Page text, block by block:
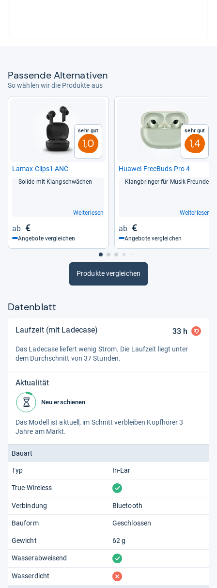
Pas­sende Alter­na­ti­ven
So wählen wir die Produkte aus
Sehr gut
1,0
Lamax Clips1 ANC
Solide mit Klang­schwä­chen
Weiterlesen
€
Angebote vergleichen
Sehr gut
1,4
Hua­wei Free­Buds Pro 4
Klang­brin­ger für Musik-​Freunde
Weiterlesen
€
Angebote vergleichen
Produkte vergleichen
Datenblatt
Laufzeit (mit Ladecase) 33h
Das Lade­case lie­fert wenig Strom. Die Lauf­zeit liegt unter
dem Durch­schnitt von 37 Stun­den.
Aktualität
Neu erschienen
Das Modell ist aktu­ell, im Schnitt ver­blei­ben Kopf­hö­rer 3
Jahre am Markt.
Bauart
Typ In-Ear
True-Wireless vorhanden
Verbindung Bluetooth
Bauform Geschlossen
Gewicht 62 g
Wasserabweisend vorhanden
Wasserdicht fehlt